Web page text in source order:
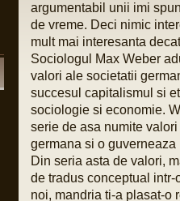
argumentabil unii imi
de vreme. Deci nimic
mult mai interesanta
Sociologul Max Weber
valori ale societatii
succesul capitalismul si
sociologie si economie.
serie de asa numite
germana si o guverneaza
Din seria asta de valori,
de tradus conceptual
noi, mandria ti-a plasat-o